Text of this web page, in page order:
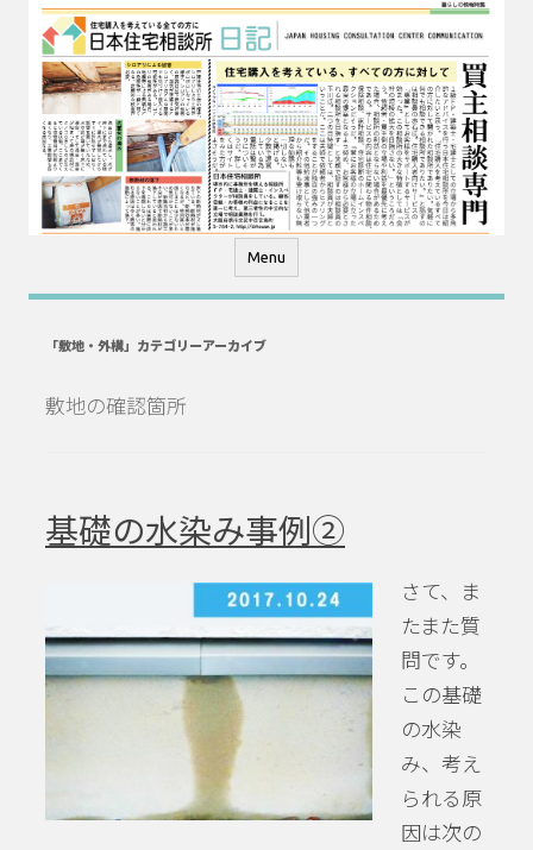
コ
テ
ン
ツ
へ
ス
キ
ッ
プ
Menu
「敷地・外構」カテゴリーアーカイブ
敷地の確認箇所
基礎の水染み事例②
さて、ま
たまた質
問です。
この基礎
の水染
み、考え
られる原
因は次の